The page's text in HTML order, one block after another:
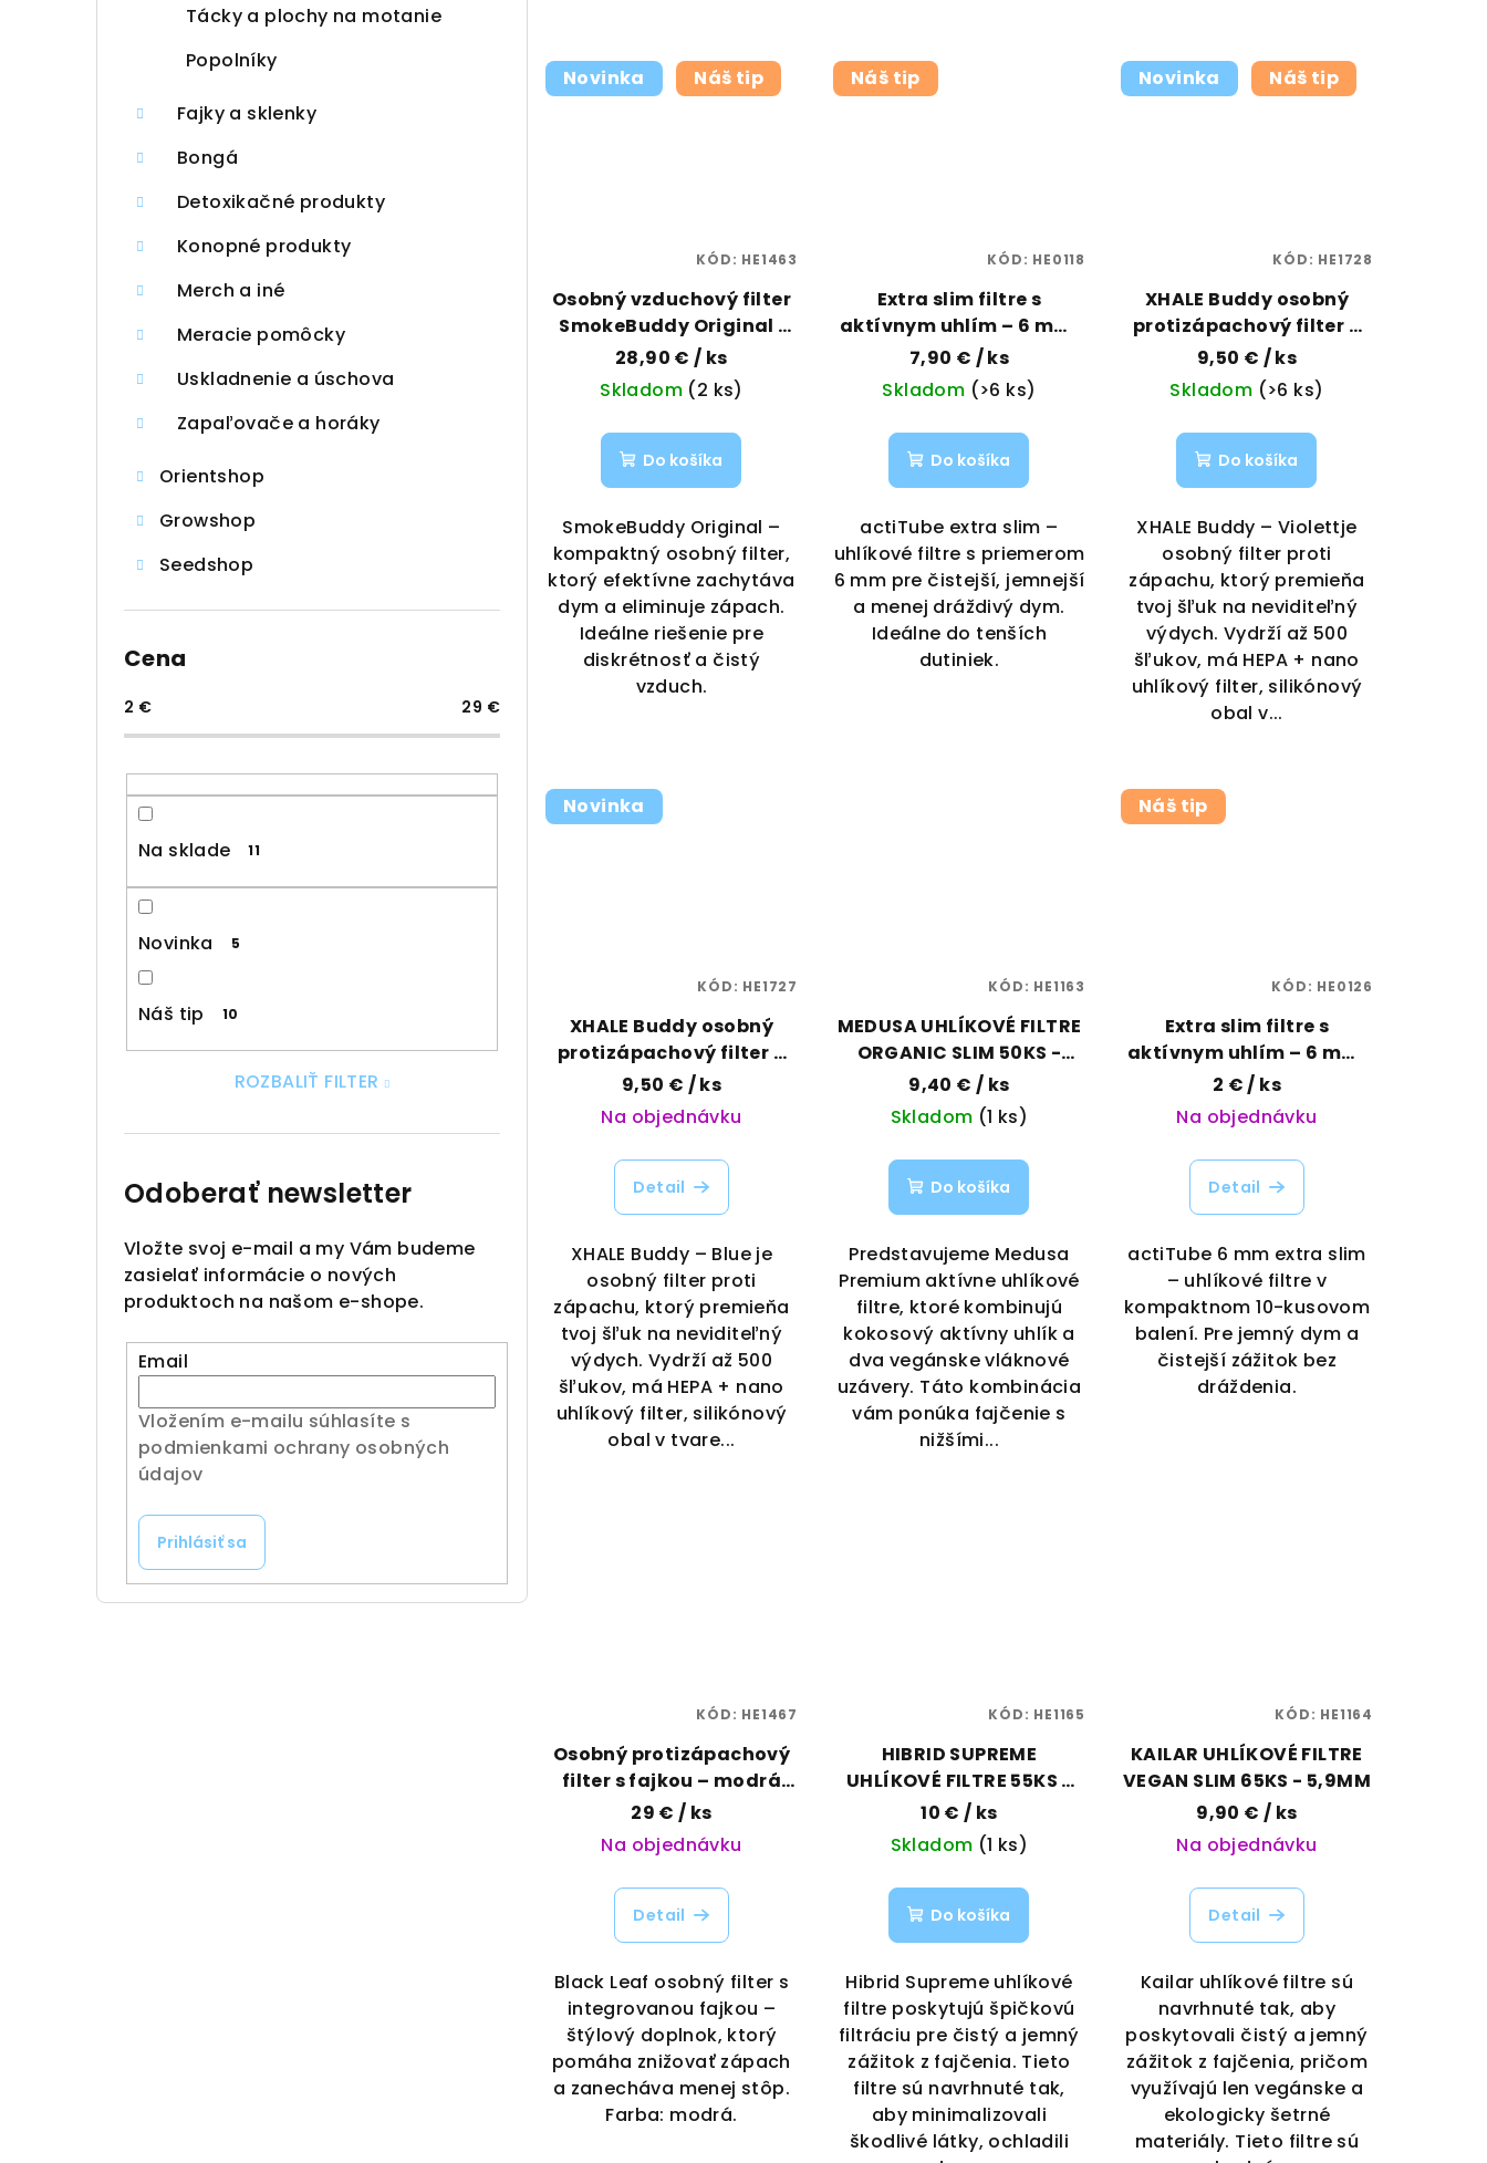
Tácky a plochy na motanie
Popolníky
Fajky a sklenky
Bongá
Detoxikačné produkty
Konopné produkty
Merch a iné
Meracie pomôcky
Uskladnenie a úschova
Zapaľovače a horáky
Orientshop
Growshop
Seedshop
Cena
2 € 29 €
Na sklade 11
Novinka 5
Náš tip 10
ROZBALIŤ FILTER
Odoberať newsletter
Vložte svoj e-mail a my Vám budeme
zasielať informácie o nových
produktoch na našom e-shope.
Email
Vložením e-mailu súhlasíte s
podmienkami ochrany osobných
údajov
Prihlásiť sa
Novinka Náš tip
Osobný vzduchový filter
SmokeBuddy Original |
Vaporama
28,90 €/ ks
Skladom (2 ks)
Do košíka
SmokeBuddy Original –
kompaktný osobný filter,
ktorý efektívne zachytáva
dym a eliminuje zápach.
Ideálne riešenie pre
diskrétnosť a čistý
vzduch.
KÓD: HE1463
Náš tip
Extra slim filtre s
aktívnym uhlím – 6 mm,
50 ks | actiTube |
Vaporama
7,90 € / ks
Skladom (>6 ks)
Do košíka
actiTube extra slim –
uhlíkové filtre s priemerom
6 mm pre čistejší, jemnejší
a menej dráždivý dym.
Ideálne do tenších
dutiniek.
KÓD: HE0118
Novinka Náš tip
XHALE Buddy osobný
protizápachový filter –
Violett| Vaporama
9,50 € / ks
Skladom (>6 ks)
Do košíka
XHALE Buddy – Violettje
osobný filter proti
zápachu, ktorý premieňa
tvoj šľuk na neviditeľný
výdych. Vydrží až 500
šľukov, má HEPA + nano
uhlíkový filter, silikónový
obal v...
KÓD: HE1728
Novinka
XHALE Buddy osobný
protizápachový filter –
Blue | Vaporama
9,50 € / ks
Na objednávku
Detail
XHALE Buddy – Blue je
osobný filter proti
zápachu, ktorý premieňa
tvoj šľuk na neviditeľný
výdych. Vydrží až 500
šľukov, má HEPA + nano
uhlíkový filter, silikónový
obal v tvare...
KÓD: HE1727
MEDUSA UHLÍKOVÉ FILTRE
ORGANIC SLIM 50KS -
6MM
9,40 €/ ks
Skladom (1 ks)
Do košíka
Predstavujeme Medusa
Premium aktívne uhlíkové
filtre, ktoré kombinujú
kokosový aktívny uhlík a
dva vegánske vláknové
uzávery. Táto kombinácia
vám ponúka fajčenie s
nižšími...
KÓD: HE1163
Náš tip
Extra slim filtre s
aktívnym uhlím – 6 mm,
10 ks | actiTube |
Vaporama
2 €/ ks
Na objednávku
Detail
actiTube 6 mm extra slim
– uhlíkové filtre v
kompaktnom 10-kusovom
balení. Pre jemný dym a
čistejší zážitok bez
dráždenia.
KÓD: HE0126
Osobný protizápachový
filter s fajkou – modrá
verzia | Black Leaf |
Vaporama
29 € / ks
Na objednávku
Detail
Black Leaf osobný filter s
integrovanou fajkou –
štýlový doplnok, ktorý
pomáha znižovať zápach
a zanecháva menej stôp.
Farba: modrá.
KÓD: HE1467
HIBRID SUPREME
UHLÍKOVÉ FILTRE 55KS -
6,4MM
10 € / ks
Skladom (1 ks)
Do košíka
Hibrid Supreme uhlíkové
filtre poskytujú špičkovú
filtráciu pre čistý a jemný
zážitok z fajčenia. Tieto
filtre sú navrhnuté tak,
aby minimalizovali
škodlivé látky, ochladili
KÓD: HE1165
KAILAR UHLÍKOVÉ FILTRE
VEGAN SLIM 65KS - 5,9MM
9,90 € / ks
Na objednávku
Detail
Kailar uhlíkové filtre sú
navrhnuté tak, aby
poskytovali čistý a jemný
zážitok z fajčenia, pričom
využívajú len vegánske a
ekologicky šetrné
materiály. Tieto filtre sú
KÓD: HE1164